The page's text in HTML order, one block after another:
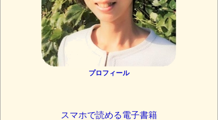
プロフィール
スマホで読める電子書籍